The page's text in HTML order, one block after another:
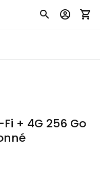
+ 4G 256 Go